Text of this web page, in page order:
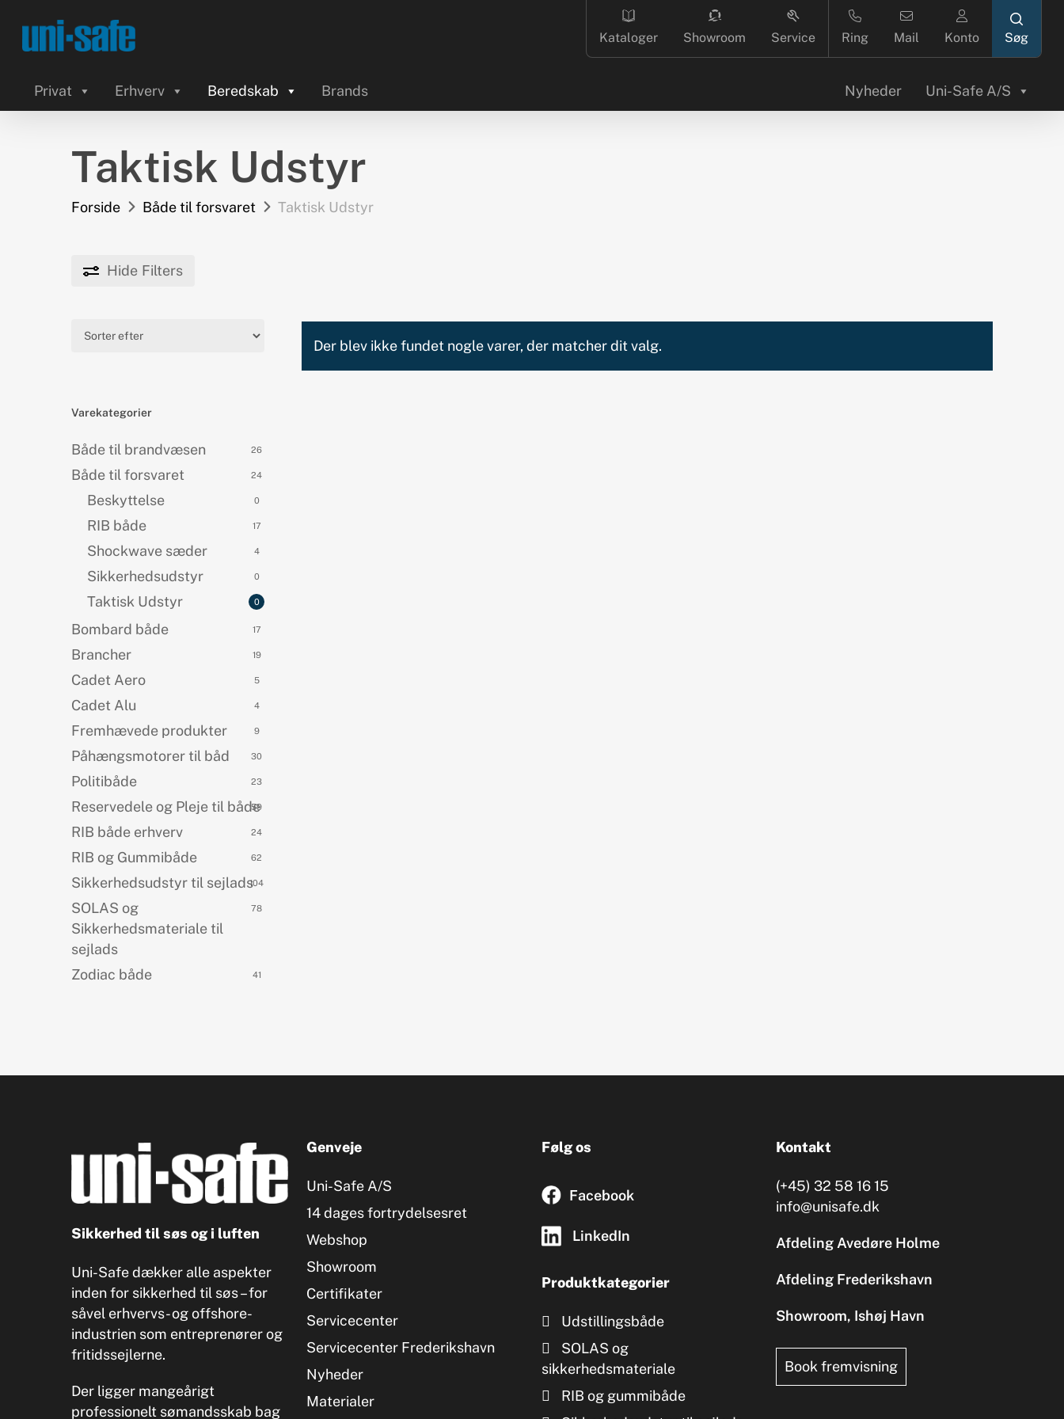
main
Kataloger Showroom Service Ring Mail Konto
search
Privat Erhverv Beredskab Uni-Safe A/S
Nyheder
Brands
Taktisk Udstyr
Forside Både til forsvaret Taktisk Udstyr
Hide Filters
Varekategorier
Både til brandvæsen 26
Både til forsvaret 24
Beskyttelse 0
RIB både 17
Shockwave sæder 4
Sikkerhedsudstyr 0
Taktisk Udstyr 0
Bombard både 17
Brancher 19
Cadet Aero 5
Cadet Alu 4
Fremhævede produkter 9
Påhængsmotorer til båd 30
Politibåde 23
Reservedele og Pleje til både
59
RIB både erhverv 24
RIB og Gummibåde 62
Sikkerhedsudstyr til sejlads104
SOLAS og
Sikkerhedsmateriale til
sejlads
78
Zodiac både 41
Der blev ikke fundet nogle varer, der matcher dit valg.
Sikkerhed til søs og i luften
Uni-Safe dækker alle aspekter
inden for sikkerhed til søs – for
såvel erhvervs- og offshore-
industrien som entreprenører og
fritidssejlerne.
Der ligger mangeårigt
professionelt sømandsskab bag
Genveje
Uni-Safe A/S
14 dages fortrydelsesret
Webshop
Showroom
Certifikater
Servicecenter
Servicecenter Frederikshavn
Nyheder
Materialer
Følg os
Facebook
LinkedIn
Produktkategorier
Udstillingsbåde
SOLAS og
sikkerhedsmateriale
RIB og gummibåde
Kontakt
(+45) 32 58 16 15
info@unisafe.dk
Afdeling Avedøre Holme
Afdeling Frederikshavn
Showroom, Ishøj Havn
Book fremvisning